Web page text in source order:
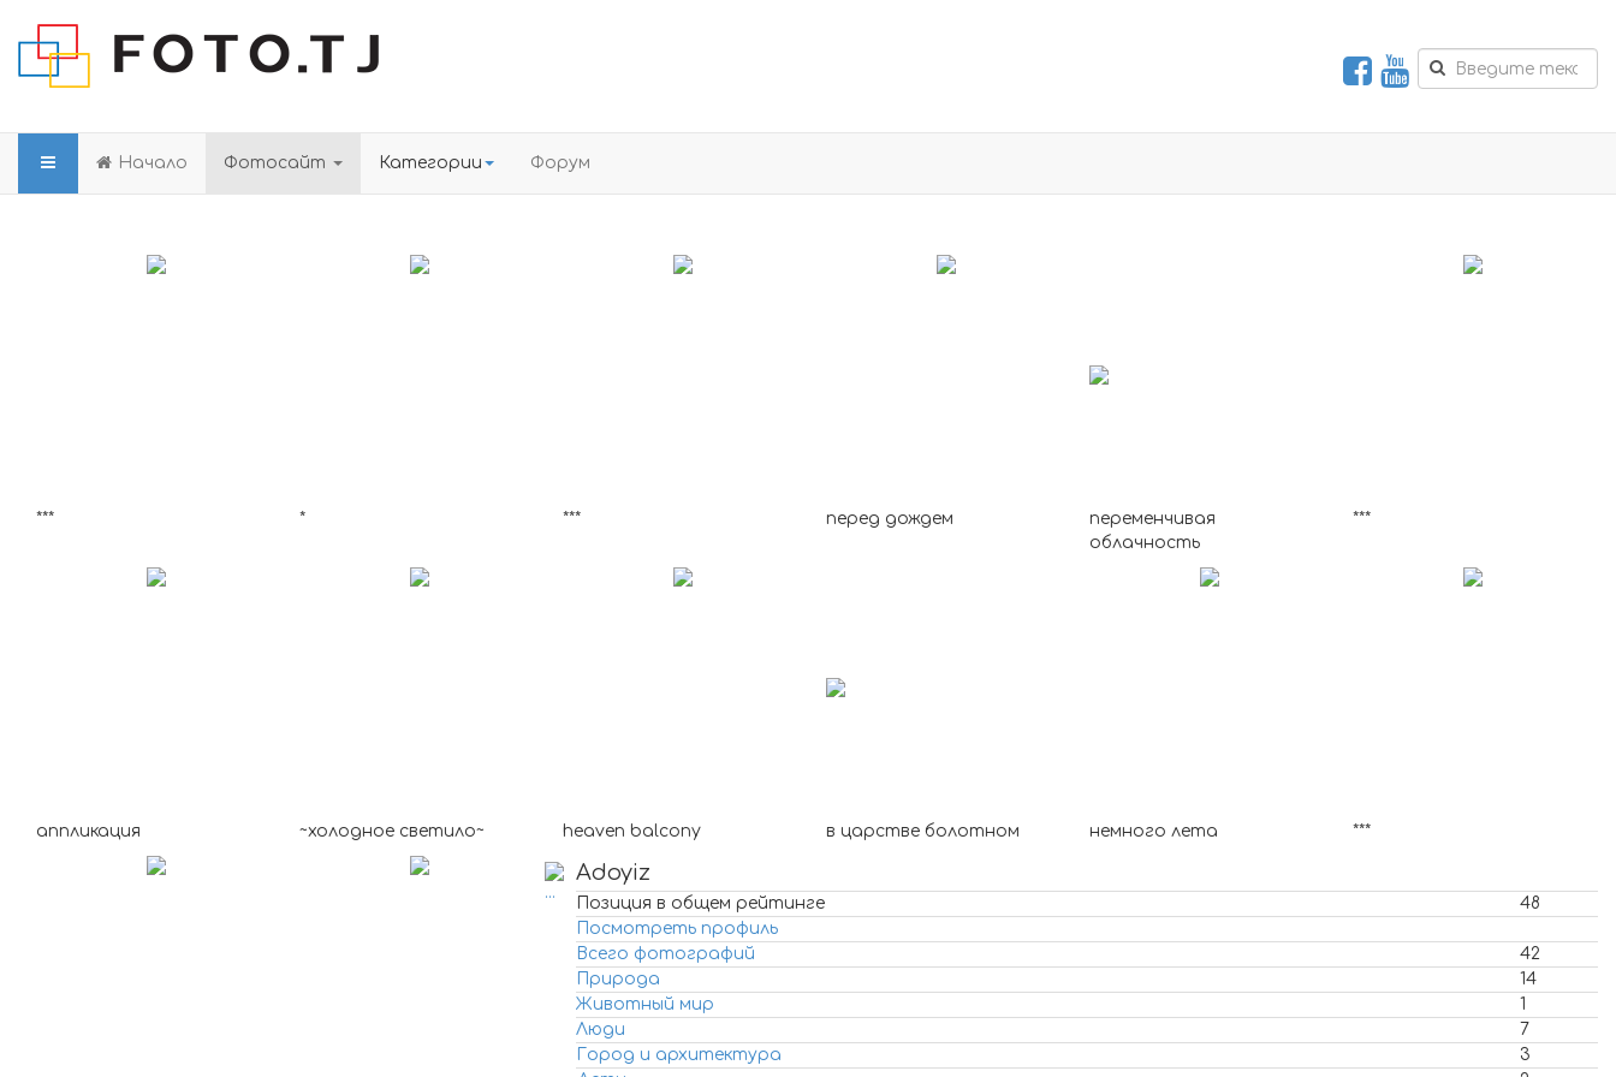
Начало Фотосайт Категории Форум
*** * *** перед дождем
переменчивая
облачность
***
аппликация ~холодное светило~ heaven balcony в царстве болотном немного лета ***
Adoyiz
Позиция в общем рейтинге
48
Посмотреть профиль
Всего фотографий
42
Природа
14
Животный мир
1
Люди
7
Город и архитектура
3